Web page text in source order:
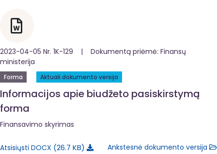
2023-04-05 Nr. 1K-129 | Dokumentą priėmė: Finansų
ministerija
Forma Aktuali dokumento versija
Informacijos apie biudžeto pasiskirstymą
forma
Finansavimo skyrimas
Atsisiųsti DOCX 26.7 KB
Ankstesnė dokumento versija